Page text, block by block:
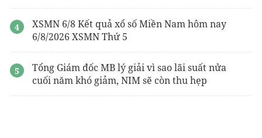
XSMN 6/8 Kết quả xổ số Miền Nam hôm nay
6/8/2026 XSMN Thứ 5
Tổng Giám đốc MB lý giải vì sao lãi suất nửa
cuối năm khó giảm, NIM sẽ còn thu hẹp